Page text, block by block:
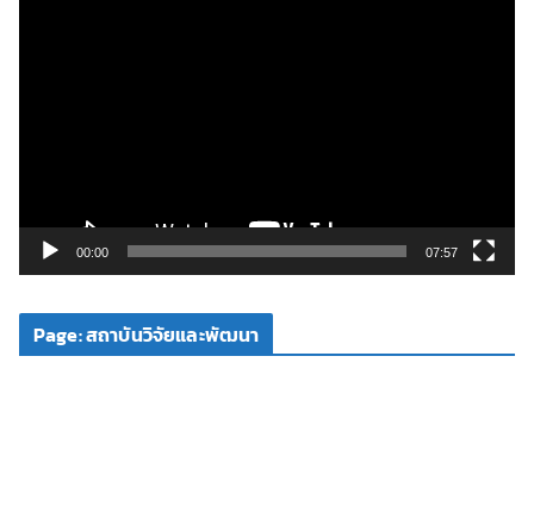
ดี
โ
00:00 07:57
Page: สถาบันวิจัยและพัฒนา